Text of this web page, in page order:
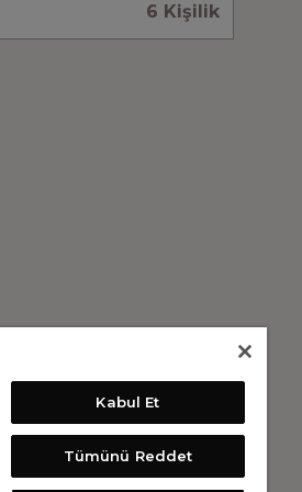
6 Kişilik
Kabul Et
Tümünü Reddet